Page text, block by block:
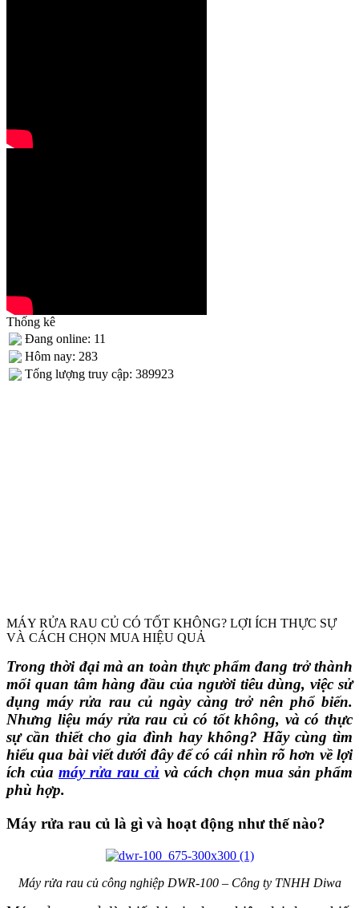
Thống kê
Đang online: 11
Hôm nay: 283
Tống lượng truy cập: 389923
MÁY RỬA RAU CỦ CÓ TỐT KHÔNG? LỢI ÍCH THỰC SỰ
VÀ CÁCH CHỌN MUA HIỆU QUẢ
Trong thời đại mà an toàn thực phẩm đang trở thành
mối quan tâm hàng đầu của người tiêu dùng, việc sử
dụng máy rửa rau củ ngày càng trở nên phổ biến.
Nhưng liệu máy rửa rau củ có tốt không, và có thực
sự cần thiết cho gia đình hay không? Hãy cùng tìm
hiểu qua bài viết dưới đây để có cái nhìn rõ hơn về lợi
ích của máy rửa rau củ và cách chọn mua sản phẩm
phù hợp.
Máy rửa rau củ là gì và hoạt động như thế nào?
Máy rửa rau củ công nghiệp DWR-100 – Công ty TNHH Diwa